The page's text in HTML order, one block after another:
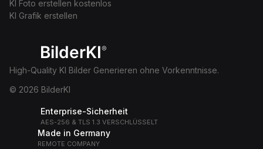
KI Foto erstellen kostenlos
KI Grafik erstellen
BilderKI®
High-Quality KI Bilder Generieren ohne Vorkenntnisse.
© 2026 BilderKI
Enterprise-Sicherheit
AES-256 & TLS 1.3 VERSCHLÜSSELT
Made in Germany
REMOTE COMPANY